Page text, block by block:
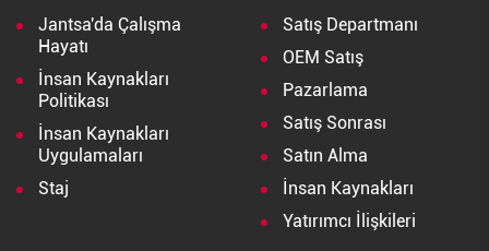
Jantsa'da Çalışma
Hayatı
İnsan Kaynakları
Politikası
İnsan Kaynakları
Uygulamaları
Staj
Satış Departmanı
OEM Satış
Pazarlama
Satış Sonrası
Satın Alma
İnsan Kaynakları
Yatırımcı İlişkileri